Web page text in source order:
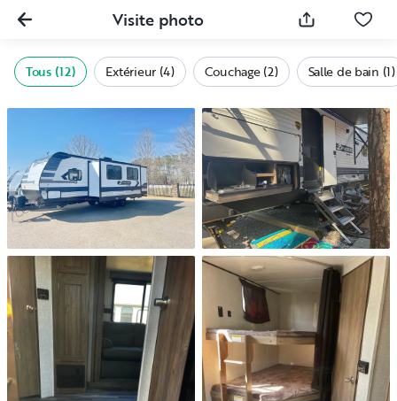
Visite photo
Tous (12) Extérieur (4) Couchage (2) Salle de bain (1)